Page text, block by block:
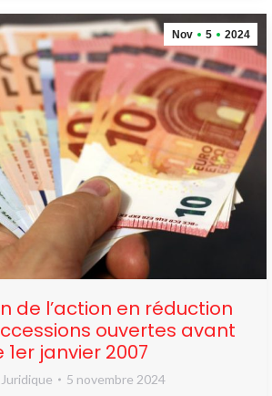
Nov 5 2024
de l’action en réduction
ouvertes avant
1er janvier 2007
5 novembre 2024